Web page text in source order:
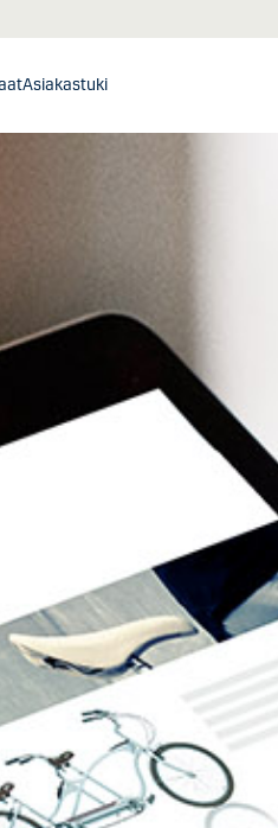
Asiakastuki